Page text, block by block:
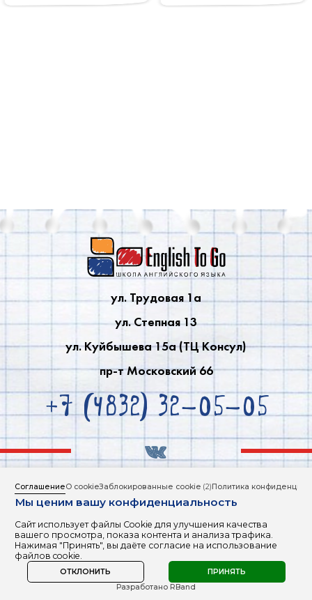
ул. Трудовая 1a
ул. Степная 13
ул. Куйбышева 15a (ТЦ Консул)
пр-т Московский 66
+7 (4832) 32-05-05
ИНФОРМАЦИЯ ДЛЯ СЛАБОВИДЯЩИХ
Политика обработки персональных данных
Copyright © 2000 - 2026
English To Go.
Забацано
R-BAND
СоглашениеО cookieЗаблокированные cookie (2) Политика
Мы ценим вашу конфиденциальность
Сайт использует файлы Cookie для улучшения качества
вашего просмотра, показа контента и анализа трафика.
Нажимая "Принять", вы даёте согласие на использование
файлов cookie.
ПРИНЯТЬ
ОТКЛОНИТЬ
Разработано RBand